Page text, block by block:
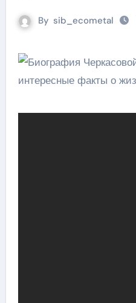
By sib_ecometal